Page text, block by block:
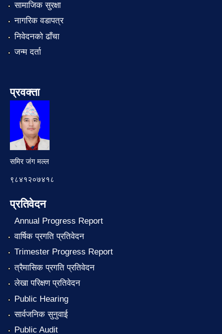
सामाजिक सुरक्षा
नागरिक वडापत्र
निवेदनको ढाँचा
जन्म दर्ता
प्रवक्ता
समिर जंग मल्ल
९८४१२०७४१८
प्रतिवेदन
Annual Progress Report
वार्षिक प्रगति प्रतिवेदन
Trimester Progress Report
त्रैमासिक प्रगति प्रतिवेदन
लेखा परिक्षण प्रतिवेदन
Public Hearing
सार्वजनिक सुनुवाई
Public Audit